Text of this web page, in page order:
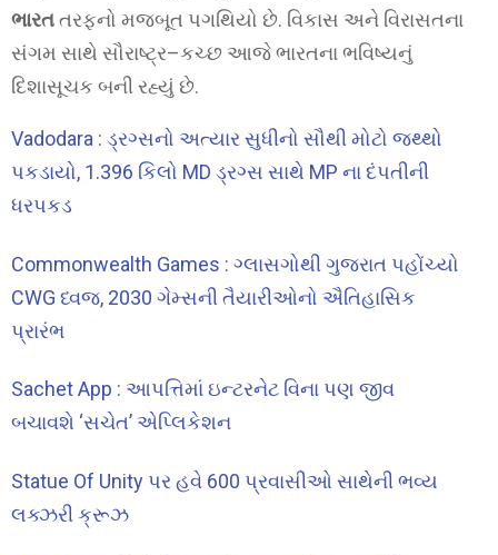
ભારતતરફનો મજબૂત પગથિયો છે. વિકાસ અને વિરાસતના
સંગમ સાથે સૌરાષ્ટ્ર–કચ્છ આજે ભારતના ભવિષ્યનું
દિશાસૂચક બની રહ્યું છે.
Vadodara : ડ્રગ્સનો અત્યાર સુધીનો સૌથી મોટો જથ્થો
પકડાયો, 1.396 કિલો MD ડ્રગ્સ સાથે MP ના દંપતીની
ધરપકડ
Commonwealth Games : ગ્લાસગોથી ગુજરાત પહોંચ્યો
CWG ધ્વજ, 2030 ગેમ્સની તૈયારીઓનો ઐતિહાસિક
પ્રારંભ
Sachet App : આપત્તિમાં ઇન્ટરનેટ વિના પણ જીવ
બચાવશે ‘સચેત’ એપ્લિકેશન
Statue Of Unity પર હવે 600 પ્રવાસીઓ સાથેની ભવ્ય
લક્ઝરી ક્રૂઝ